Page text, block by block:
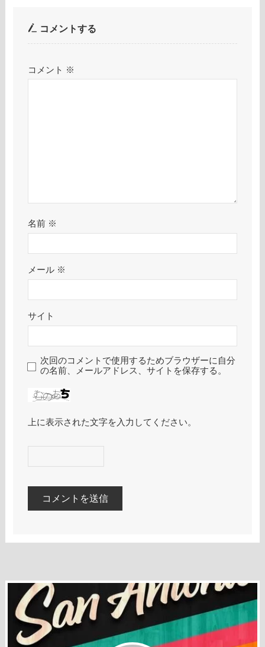
コメントする
コメント ※
名前 ※
メール ※
サイト
次回のコメントで使用するためブラウザーに自分
の名前、メールアドレス、サイトを保存する。
上に表示された文字を入力してください。